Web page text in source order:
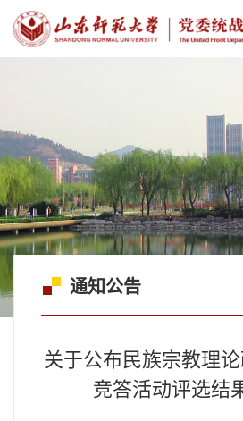
通知公告
关于公布民族宗教理
竞答活动评选结